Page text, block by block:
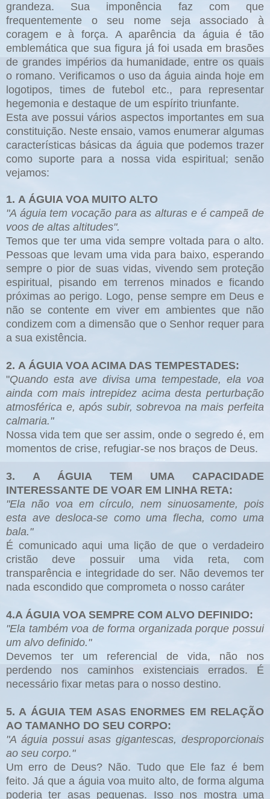
grandeza. Sua imponência faz com que
frequentemente o seu nome seja associado à
coragem e à força. A aparência da águia é tão
emblemática que sua figura já foi usada em brasões
de grandes impérios da humanidade, entre os quais
o romano. Verificamos o uso da águia ainda hoje em
logotipos, times de futebol etc., para representar
hegemonia e destaque de um espírito triunfante.
Esta ave possui vários aspectos importantes em sua
constituição. Neste ensaio, vamos enumerar algumas
características básicas da águia que podemos trazer
como suporte para a nossa vida espiritual; senão
vejamos:
1. A ÁGUIA VOA MUITO ALTO
"A águia tem vocação para as alturas e é campeã de
voos de altas altitudes".
Temos que ter uma vida sempre voltada para o alto.
Pessoas que levam uma vida para baixo, esperando
sempre o pior de suas vidas, vivendo sem proteção
espiritual, pisando em terrenos minados e ficando
próximas ao perigo. Logo, pense sempre em Deus e
não se contente em viver em ambientes que não
condizem com a dimensão que o Senhor requer para
a sua existência.
2. A ÁGUIA VOA ACIMA DAS TEMPESTADES:
"Quando esta ave divisa uma tempestade, ela voa
ainda com mais intrepidez acima desta perturbação
atmosférica e, após subir, sobrevoa na mais perfeita
calmaria."
Nossa vida tem que ser assim, onde o segredo é, em
momentos de crise, refugiar-se nos braços de Deus.
3. A ÁGUIA TEM UMA CAPACIDADE
INTERESSANTE DE VOAR EM LINHA RETA:
"Ela não voa em círculo, nem sinuosamente, pois
esta ave desloca-se como uma flecha, como uma
bala."
É comunicado aqui uma lição de que o verdadeiro
cristão deve possuir uma vida reta, com
transparência e integridade do ser. Não devemos ter
nada escondido que comprometa o nosso caráter
4.A ÁGUIA VOA SEMPRE COM ALVO DEFINIDO:
"Ela também voa de forma organizada porque possui
um alvo definido."
Devemos ter um referencial de vida, não nos
perdendo nos caminhos existenciais errados. É
necessário fixar metas para o nosso destino.
5. A ÁGUIA TEM ASAS ENORMES EM RELAÇÃO
AO TAMANHO DO SEU CORPO:
"A águia possui asas gigantescas, desproporcionais
ao seu corpo."
Um erro de Deus? Não. Tudo que Ele faz é bem
feito. Já que a águia voa muito alto, de forma alguma
poderia ter asas pequenas. Isso nos mostra uma